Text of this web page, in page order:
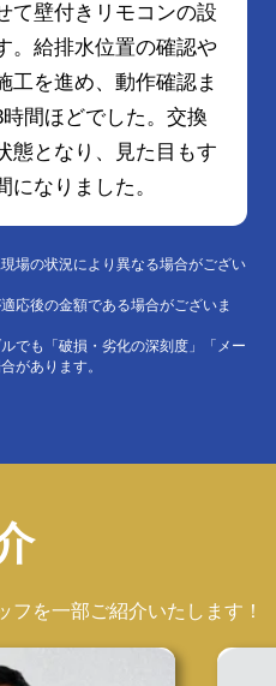
て壁付きリモコンの設
。給排水位置の確認や
工を進め、動作確認ま
間ほどでした。交換
態となり、見た目もす
になりました。
場の状況により異なる場合がござい
応後の金額である場合がございま
でも「破損・劣化の深刻度」「メー
があります。
フを一部ご紹介いたします！